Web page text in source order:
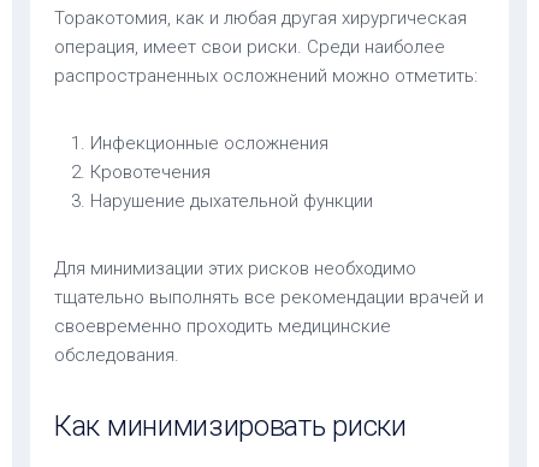
Торакотомия, как и любая другая хирургическая
операция, имеет свои риски. Среди наиболее
распространенных осложнений можно отметить:
Инфекционные осложнения
Кровотечения
Нарушение дыхательной функции
Для минимизации этих рисков необходимо
тщательно выполнять все рекомендации врачей и
своевременно проходить медицинские
обследования.
Как минимизировать риски